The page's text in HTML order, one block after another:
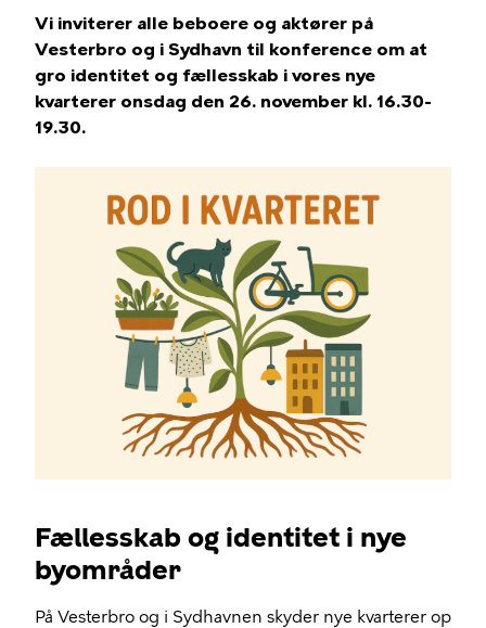
Vi inviterer alle beboere og aktører på
Vesterbro og i Sydhavn til konference om at
gro identitet og fællesskab i vores nye
kvarterer onsdag den 26. november kl. 16.30-
19.30.
Fællesskab og identitet i nye
byområder
På Vesterbro og i Sydhavnen skyder nye kvarterer op